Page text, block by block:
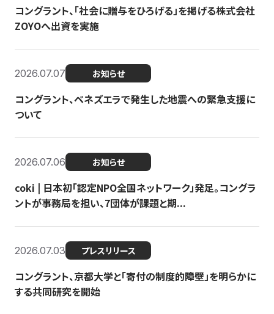
コングラント、「社会に贈与をひろげる」を掲げる株式会社
ZOYOへ出資を実施
2026.07.07 お知らせ
コングラント、ベネズエラで発生した地震への緊急支援に
ついて
2026.07.06 お知らせ
coki | 日本初「認定NPO全国ネットワーク」発足。コングラ
ントが事務局を担い、7団体が課題と期...
2026.07.03 プレスリリース
コングラント、京都大学と「寄付の制度的障壁」を明らかに
する共同研究を開始